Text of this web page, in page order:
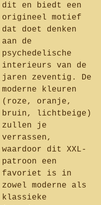
dit en biedt een
origineel motief
dat doet denken
aan de
psychedelische
interieurs van de
jaren zeventig. De
moderne kleuren
(roze, oranje,
bruin, lichtbeige)
zullen je
verrassen,
waardoor dit XXL-
patroon een
favoriet is in
zowel moderne als
klassieke